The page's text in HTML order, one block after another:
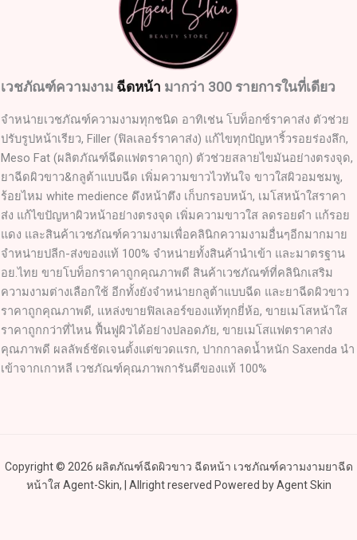
เวชภัณฑ์ความงาม ฉีดหน้า มากว่า 300 รายการในที่เดียว
จำหน่ายเวชภัณฑ์ความงามทุกชนิด อาทิเช่น โบท็อกซ์ราคาส่ง ตัวช่วย
ปรับรูปหน้าเรียว, Filler (ฟิลเลอร์ราคาส่ง) แก้ไขทุกปัญหาริ้วรอยร่องลึก,
Meso Fat (ผลิตภัณฑ์ฉีดแฟตราคาถูก) ตัวช่วยสลายไขมันอย่างตรงจุด,
ยาฉีดผิวขาว&กลูต้าแบบฉีด เพิ่มความขาวไวทันใจ ขาวใสผิวอมชมพู,
ร้อยไหม white medience ดึงหน้าตึง เก็บกรอบหน้า, เมโสหน้าใสราคา
ส่ง แก้ไขปัญหาผิวหน้าอย่างตรงจุด เพิ่มความขาวใส ลดรอยดำ แก้รอย
แดง และสินค้าเวชภัณฑ์ความงามเพื่อคลินิกความงามอื่นๆอีกมากมาย
จำหน่ายปลีก-ส่งของแท้ 100% จำหน่ายทั้งสินค้านำเข้า และมาตรฐาน
อย.ไทย ขายโบท็อกราคาถูกคุณภาพดี สินค้าเวชภัณฑ์ที่คลินิกเสริม
ความงามต่างเลือกใช้ อีกทั้งยังจำหน่ายกลูต้าแบบฉีด และยาฉีดผิวขาว
ราคาถูกคุณภาพดี, แหล่งขายฟิลเลอร์ของแท้ทุกยี่ห้อ, ขายเมโสหน้าใส
ราคาถูกกว่าที่ไหน ฟื้นฟูผิวได้อย่างปลอดภัย, ขายเมโสแฟตราคาส่ง
คุณภาพดี ผลลัพธ์ชัดเจนตั้งแต่ขวดแรก, ปากกาลดน้ำหนัก Saxenda นำ
เข้าจากเกาหลี เวชภัณฑ์คุณภาพการันตีของแท้ 100%
Copyright © 2026 ผลิตภัณฑ์ฉีดผิวขาว ฉีดหน้า เวชภัณฑ์ความงามยาฉีด
หน้าใส Agent-Skin, | Allright reserved Powered by Agent Skin